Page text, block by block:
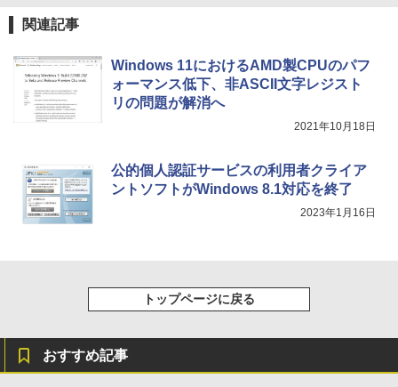
関連記事
Windows 11におけるAMD製CPUのパフ
ォーマンス低下、非ASCII文字レジスト
リの問題が解消へ
2021年10月18日
公的個人認証サービスの利用者クライア
ントソフトがWindows 8.1対応を終了
2023年1月16日
トップページに戻る
おすすめ記事